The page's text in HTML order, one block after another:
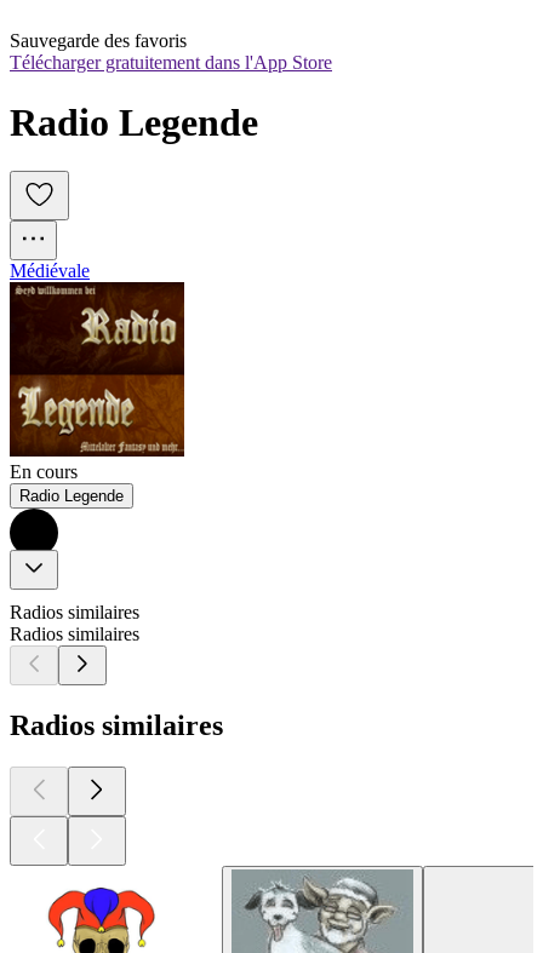
Sauvegarde des favoris
Télécharger gratuitement dans l'App Store
Radio Legende
Médiévale
En cours
Radio Legende
Radios similaires
Radios similaires
Radios similaires